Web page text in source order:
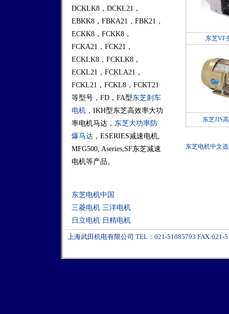
DCKLK8，DCKL21，
EBKK8，FBKA21，FBK21，
ECKK8，FCKK8，
FCKA21，FCK21，
ECKLK8，FCKLK8，
ECKL21，FCKLA21，
FCKL21，FCKL8，FCKT21
等型号，FD，FA型东芝刹车
电机 ，IKH型东芝高效率大功
率电机马达， 东芝大功率防
爆马达 ，ESERIES减速电机,
MFG500, Aseries,SF东芝减速
电机等产品。
东芝电机中国
三菱电机 三洋电机
日立电机 日精电机
东芝VF
东芝JIS
东芝电机中文
上海武田机电有限公司 TEL：021-51085793 FAX:021-